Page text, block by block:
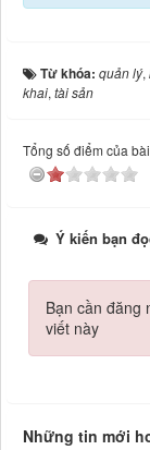
Từ khóa: quản lý,
khai, tài sản
Tổng số điểm của
Ý kiến bạn
Bạn cần đăng
viết này
Những tin mới